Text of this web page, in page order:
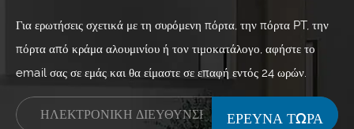
Για ερωτήσεις σχετικά με τη συρόμενη πόρτα, την πόρτα PT, την
πόρτα από κράμα αλουμινίου ή τον τιμοκατάλογο, αφήστε το
email σας σε εμάς και θα είμαστε σε επαφή εντός 24 ωρών.
ΕΡΕΥΝΑ ΤΩΡΑ